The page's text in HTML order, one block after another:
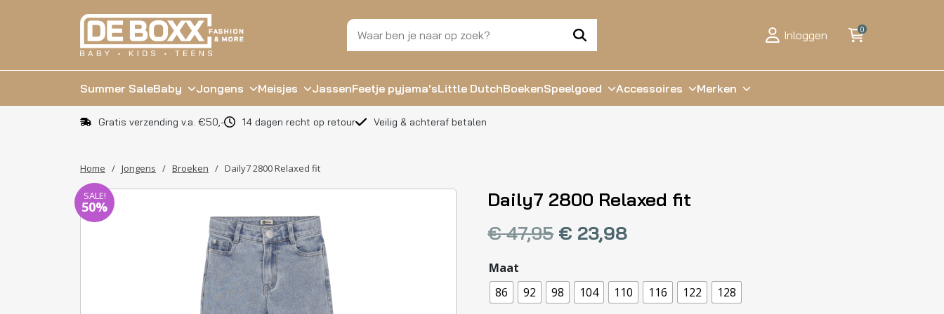
Inloggen 0
Summer SaleBaby Jongens Meisjes JassenFeetje pyjama'sLittle DutchBoekenSpeelgoed Accessoires Merken
Gratis verzending v.a. €50,- 14 dagen recht op retour Veilig & achteraf betalen
Home / Jongens / Broeken / Daily7 2800 Relaxed fit
SALE!
50%
Daily7 2800 Relaxed fit
€47,95 € 23,98
Maat
86
92 98 104 110 116 122 128